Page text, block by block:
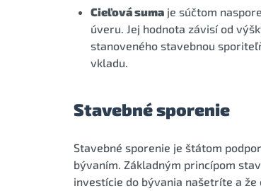
Cieľová suma je súčtom
úveru. Jej hodnota závisí od
stanoveného stavebnou
vkladu.
Stavebné sporenie
Stavebné sporenie je štátom
bývaním. Základným princípom
investície do bývania našetríte a